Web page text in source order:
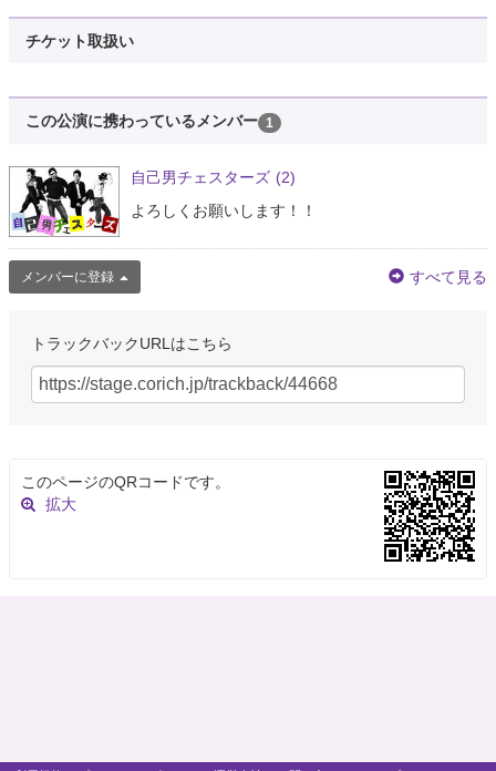
チケット取扱い
この公演に携わっているメンバー 1
自己男チェスターズ (2)
よろしくお願いします！！
メンバーに登録 すべて見る
トラックバックURLはこちら
このページのQRコードです。
拡大